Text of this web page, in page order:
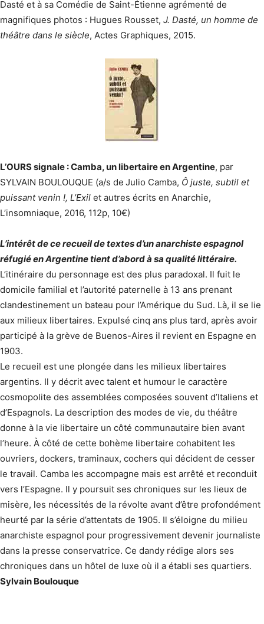
Dasté et à sa Comédie de Saint-Étienne agrémenté de
magnifiques photos : Hugues Rousset, J. Dasté, un homme de
théâtre dans le siècle, Actes Graphiques, 2015.
L’OURS signale : Camba, un libertaire en Argentine, par
SYLVAIN BOULOUQUE (a/s de Julio Camba, Ô juste, subtil et
puissant venin !, L’Exil et autres écrits en Anarchie,
L’insomniaque, 2016, 112p, 10€)
L’intérêt de ce recueil de textes d’un anarchiste espagnol
réfugié en Argentine tient d’abord à sa qualité littéraire.
L’itinéraire du personnage est des plus paradoxal. Il fuit le
domicile familial et l’autorité paternelle à 13 ans prenant
clandestinement un bateau pour l’Amérique du Sud. Là, il se lie
aux milieux libertaires. Expulsé cinq ans plus tard, après avoir
participé à la grève de Buenos-Aires il revient en Espagne en
1903.
Le recueil est une plongée dans les milieux libertaires
argentins. Il y décrit avec talent et humour le caractère
cosmopolite des assemblées composées souvent d’Italiens et
d’Espagnols. La description des modes de vie, du théâtre
donne à la vie libertaire un côté communautaire bien avant
l’heure. À côté de cette bohème libertaire cohabitent les
ouvriers, dockers, traminaux, cochers qui décident de cesser
le travail. Camba les accompagne mais est arrêté et reconduit
vers l’Espagne. Il y poursuit ses chroniques sur les lieux de
misère, les nécessités de la révolte avant d’être profondément
heurté par la série d’attentats de 1905. Il s’éloigne du milieu
anarchiste espagnol pour progressivement devenir journaliste
dans la presse conservatrice. Ce dandy rédige alors ses
chroniques dans un hôtel de luxe où il a établi ses quartiers.
Sylvain Boulouque